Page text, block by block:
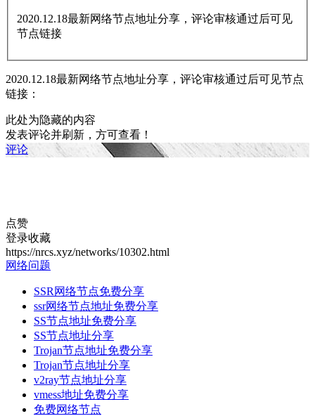
2020.12.18最新网络节点地址分享，评论审核通过后可见
节点链接
2020.12.18最新网络节点地址分享，评论审核通过后可见节点
链接：
此处为隐藏的内容
发表评论并刷新，方可查看！
评论
点赞
登录收藏
https://nrcs.xyz/networks/10302.html
网络问题
SSR网络节点免费分享
ssr网络节点地址免费分享
SS节点地址免费分享
SS节点地址分享
Trojan节点地址免费分享
Trojan节点地址分享
v2ray节点地址分享
vmess地址免费分享
免费网络节点